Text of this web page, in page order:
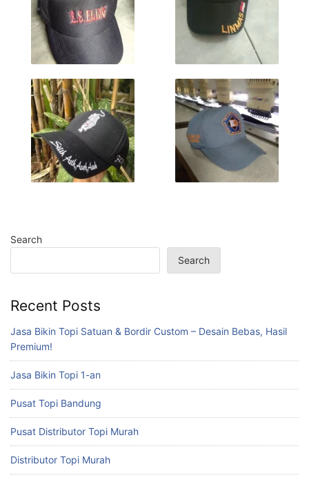
Search
Search
Recent Posts
Jasa Bikin Topi Satuan & Bordir Custom – Desain Bebas, Hasil
Premium!
Jasa Bikin Topi 1-an
Pusat Topi Bandung
Pusat Distributor Topi Murah
Distributor Topi Murah